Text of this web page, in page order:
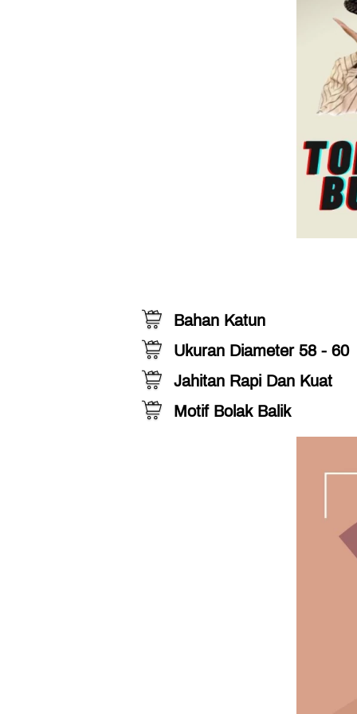
Bahan Katun
Ukuran Diameter 58 - 60
Jahitan Rapi Dan Kuat
Motif Bolak Balik